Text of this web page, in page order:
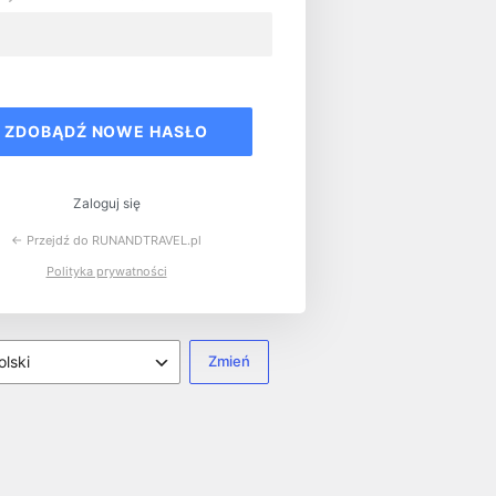
Zaloguj się
← Przejdź do RUNANDTRAVEL.pl
Polityka prywatności